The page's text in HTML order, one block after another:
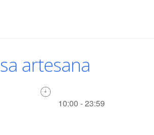
artesana
10:00 - 23:59